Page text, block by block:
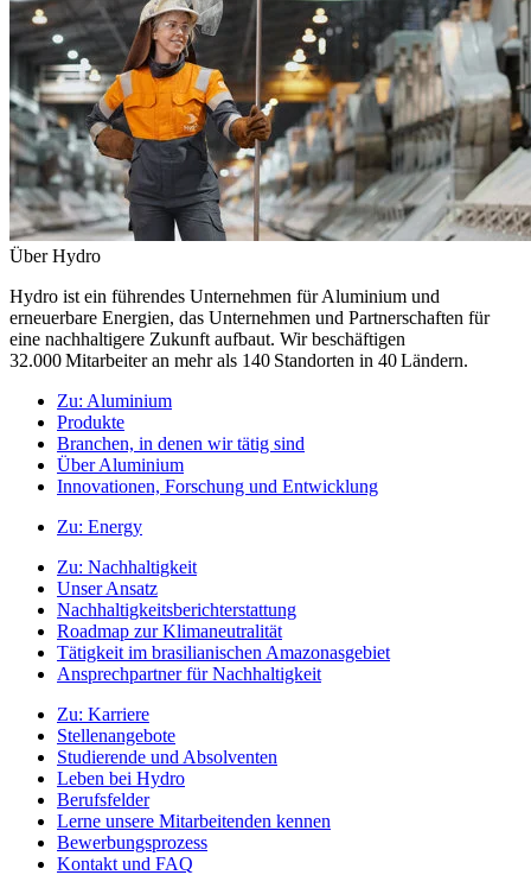
Über Hydro
Hydro ist ein führendes Unternehmen für Aluminium und
erneuerbare Energien, das Unternehmen und Partnerschaften für
eine nachhaltigere Zukunft aufbaut. Wir beschäftigen
32.000 Mitarbeiter an mehr als 140 Standorten in 40 Ländern.
Zu: Aluminium
Produkte
Branchen, in denen wir tätig sind
Über Aluminium
Innovationen, Forschung und Entwicklung
Zu: Energy
Zu: Nachhaltigkeit
Unser Ansatz
Nachhaltigkeitsberichterstattung
Roadmap zur Klimaneutralität
Tätigkeit im brasilianischen Amazonasgebiet
Ansprechpartner für Nachhaltigkeit
Zu: Karriere
Stellenangebote
Studierende und Absolventen
Leben bei Hydro
Berufsfelder
Lerne unsere Mitarbeitenden kennen
Bewerbungsprozess
Kontakt und FAQ